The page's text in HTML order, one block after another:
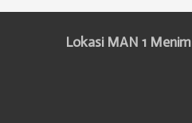
Lokasi MAN 1 Menim